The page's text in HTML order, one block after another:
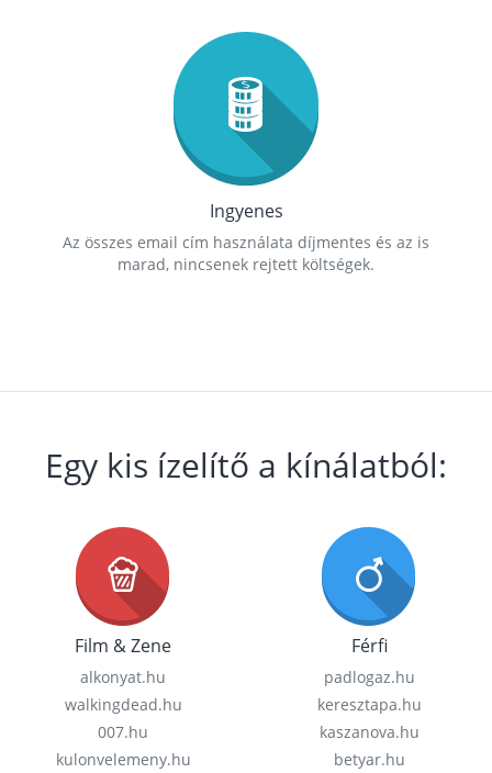
Ingyenes
Az összes email cím használata díjmentes és az is
marad, nincsenek rejtett költségek.
Egy kis ízelítő a kínálatból:
Film & Zene
alkonyat.hu
walkingdead.hu
007.hu
kulonvelemeny.hu
Férfi
padlogaz.hu
keresztapa.hu
kaszanova.hu
betyar.hu